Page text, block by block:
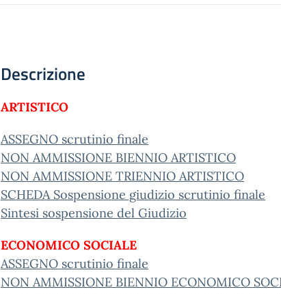
Descrizione
ARTISTICO
ASSEGNO scrutinio finale
NON AMMISSIONE BIENNIO ARTISTICO
NON AMMISSIONE TRIENNIO ARTISTICO
SCHEDA Sospensione giudizio scrutinio finale
Sintesi sospensione del Giudizio
ECONOMICO SOCIALE
ASSEGNO scrutinio finale
NON AMMISSIONE BIENNIO ECONOMICO